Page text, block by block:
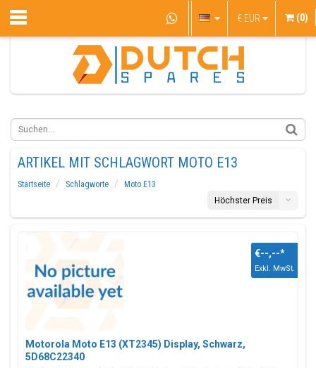
€ EUR (0)
ARTIKEL MIT SCHLAGWORT MOTO E13
Startseite Schlagworte
Moto E13
Höchster Preis
Motorola Moto E13 (XT2345) Display, Schwarz,
5D68C22340
€--,--*
Exkl. MwSt.